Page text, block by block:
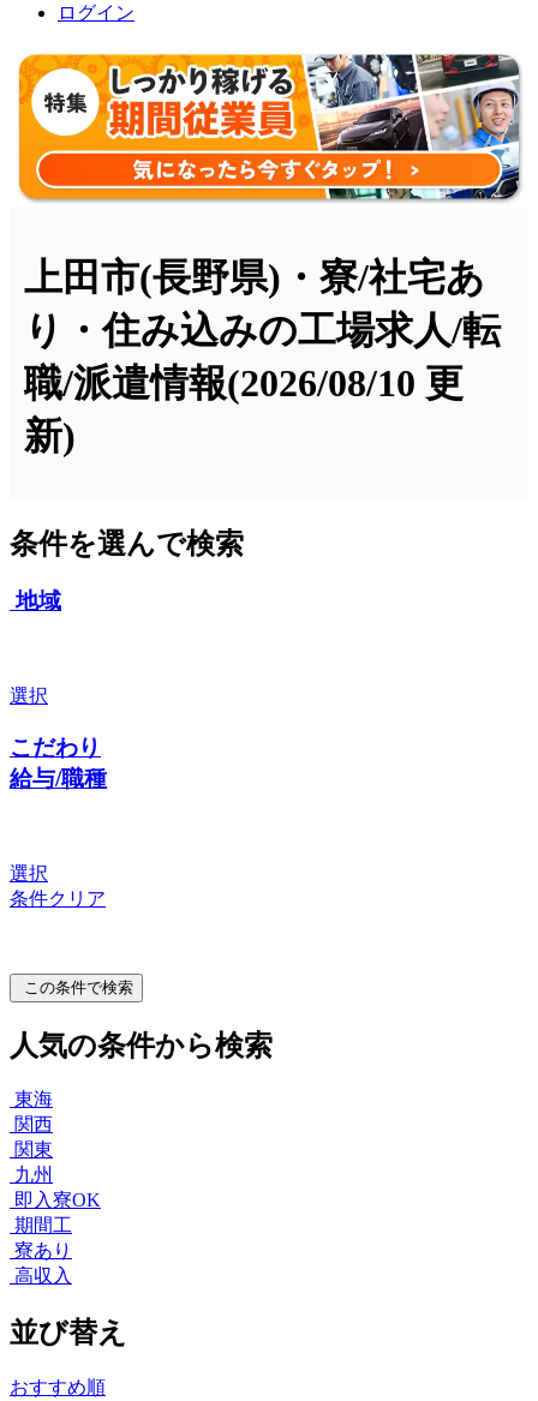
ログイン
上田市(長野県)・寮/社宅あ
り・住み込みの工場求人/転
職/派遣情報(2026/08/10 更
新)
条件を選んで検索
地域
選択
こだわり
給与/職種
選択
条件クリア
この条件で検索
人気の条件から検索
東海
関西
関東
九州
即入寮OK
期間工
寮あり
高収入
並び替え
おすすめ順